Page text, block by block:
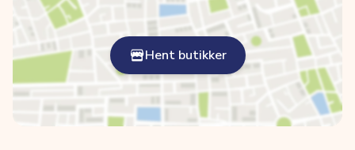
Hent butikker